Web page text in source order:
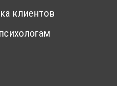
клиентов